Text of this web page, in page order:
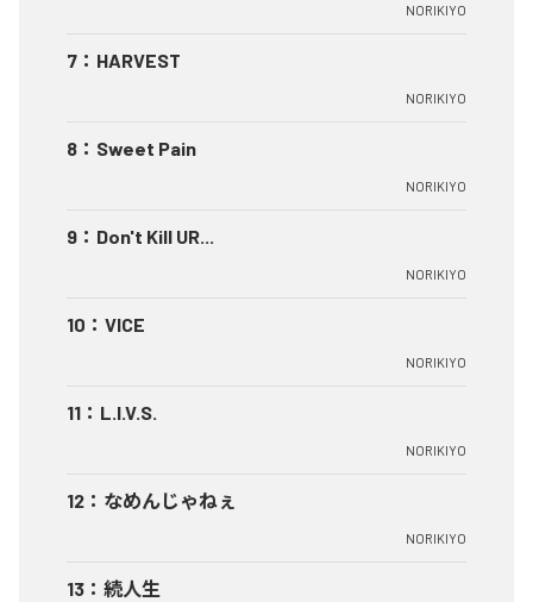
NORIKIYO
7 ： HARVEST
NORIKIYO
8 ： Sweet Pain
NORIKIYO
9 ： Don't Kill UR...
NORIKIYO
10 ： VICE
NORIKIYO
11 ： L.I.V.S.
NORIKIYO
12 ： なめんじゃねぇ
NORIKIYO
13 ： 続人生